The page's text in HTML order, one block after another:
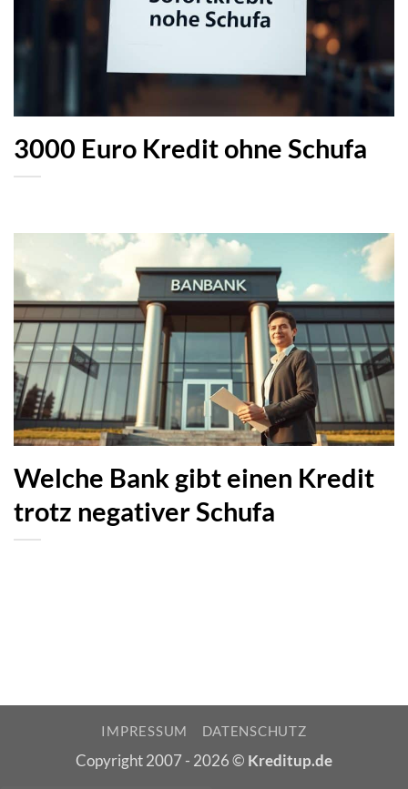
3000 Euro Kredit ohne Schufa
Welche Bank gibt einen Kredit
trotz negativer Schufa
IMPRESSUM DATENSCHUTZ
Copyright 2007 - 2026 © Kreditup.de